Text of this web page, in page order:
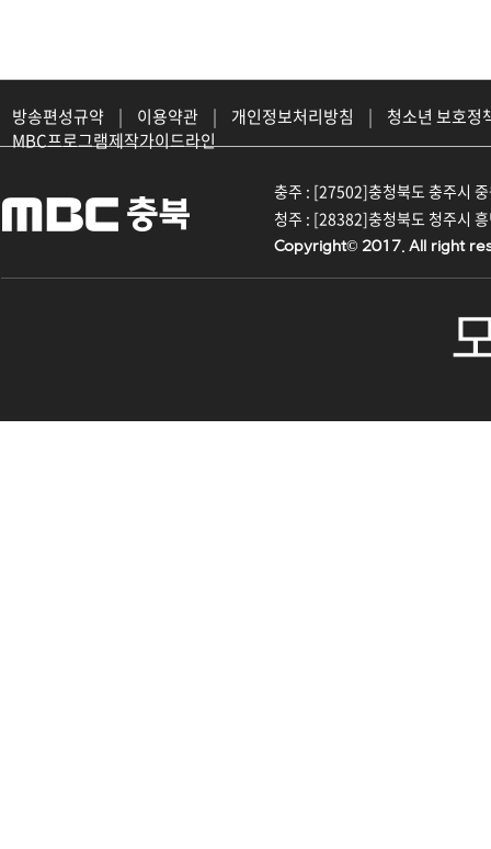
방송편성규약 | 이용약관 | 개인정보처리방침 |
청소년 보호정
MBC프로그램제작가이드라인
충주 : [27502]충청북도 충주시
청주 : [28382]충청북도 청주시
Copyright© 2017. All right